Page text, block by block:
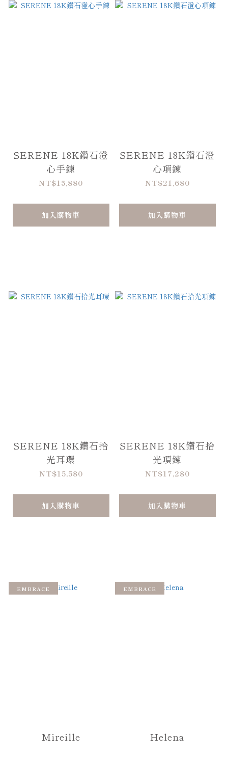
SERENE 18K鑽石澄
心手鍊
NT$15,880
加入購物車
SERENE 18K鑽石澄
心項鍊
NT$21,680
加入購物車
SERENE 18K鑽石拾
光耳環
NT$15,580
加入購物車
SERENE 18K鑽石拾
光項鍊
NT$17,280
加入購物車
EMBRACE
Mireille
EMBRACE
Helena